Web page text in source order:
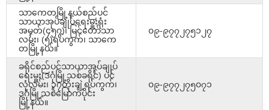
သာကေတမြို့နယ်စည်ပင်
သာယာအုပ်ချုပ်ရေးမှူးရုံး
အမှတ်(၄၅၇)၊ မြင်တော်သာ
လမ်း၊ (၅)ရပ်ကွက်၊ သာကေ
တမြို့နယ်။
၀၉-၉၇၇၂၇၅၁၂၇
ခရိုင်စည်ပင်သာယာအုပ်ချုပ်
ရေးမှူး(ဒဂုံမြို့သစ်ခရိုင်) ပင်
လုံလမ်း၊ ၃၇တိုးချဲ့ရပ်ကွက်၊
ဒဂုံမြို့သစ်မြောက်ပိုင်း
မြို့နယ်။
၀၉-၉၇၇၂၇၅၀၇၁